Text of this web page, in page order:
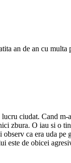
an de an cu multa
ciudat. Cand
zbura. O iau si o
ca era uda pe
este de obicei